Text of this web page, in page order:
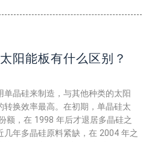
阳能板有什么区别？
晶硅来制造，与其他种类的太阳
换效率最高。在初期，单晶硅太
额，在 1998 年后才退居多晶硅之
几年多晶硅原料紧缺，在 2004 年之